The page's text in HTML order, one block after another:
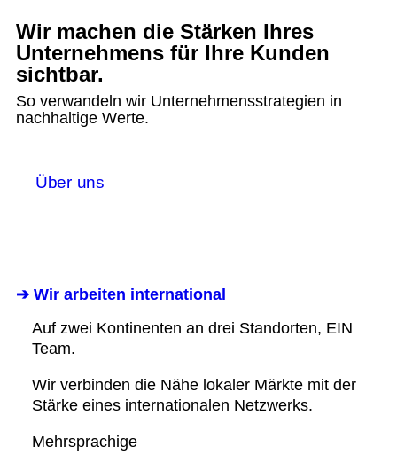
Wir machen die Stärken Ihres
Unternehmens für Ihre Kunden
sichtbar.
So verwandeln wir Unternehmensstrategien in
nachhaltige Werte.
Über uns
➔ Wir arbeiten international
Auf zwei Kontinenten an drei Standorten, EIN
Team.
Wir verbinden die Nähe lokaler Märkte mit der
Stärke eines internationalen Netzwerks.
Mehrsprachige